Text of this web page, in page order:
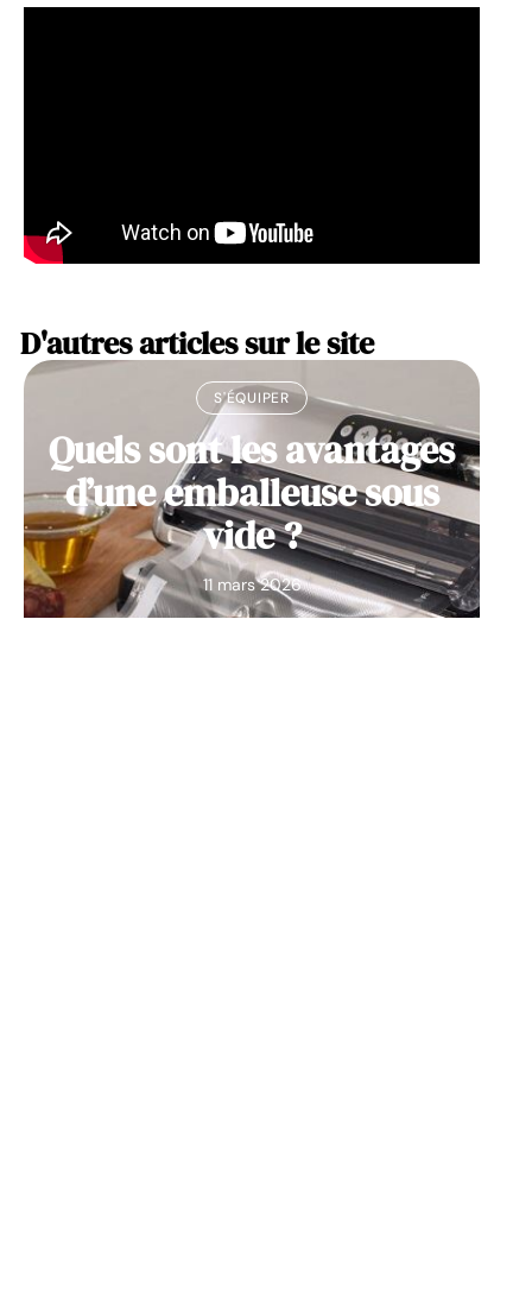
D'autres articles sur le site
S'ÉQUIPER
Quels sont les avantages
d’une emballeuse sous
vide ?
11 mars 2026